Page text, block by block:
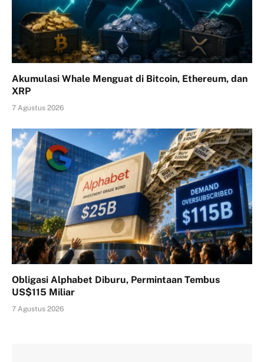
Akumulasi Whale Menguat di Bitcoin, Ethereum, dan
XRP
7 Agustus 2026
Obligasi Alphabet Diburu, Permintaan Tembus
US$115 Miliar
7 Agustus 2026